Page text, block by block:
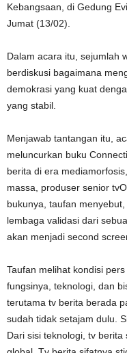
Kebangsaan, di Gedung
Jumat (13/02).
Dalam acara itu, sejumlah
berdiskusi bagaimana
demokrasi yang kuat
yang stabil.
Menjawab tantangan itu,
meluncurkan buku
berita di era
massa, produser senior
bukunya, taufan
lembaga validasi dari
akan menjadi second
Taufan melihat kondisi
fungsinya, teknologi, dan
terutama tv berita berada
sudah tidak setajam dulu.
Dari sisi teknologi, tv